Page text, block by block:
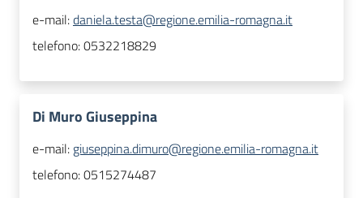
e-mail:daniela.testa@regione.emilia-romagna.it
telefono:0532218829
Di Muro Giuseppina
e-mail: giuseppina.dimuro@regione.emilia-romagna.it
telefono:0515274487